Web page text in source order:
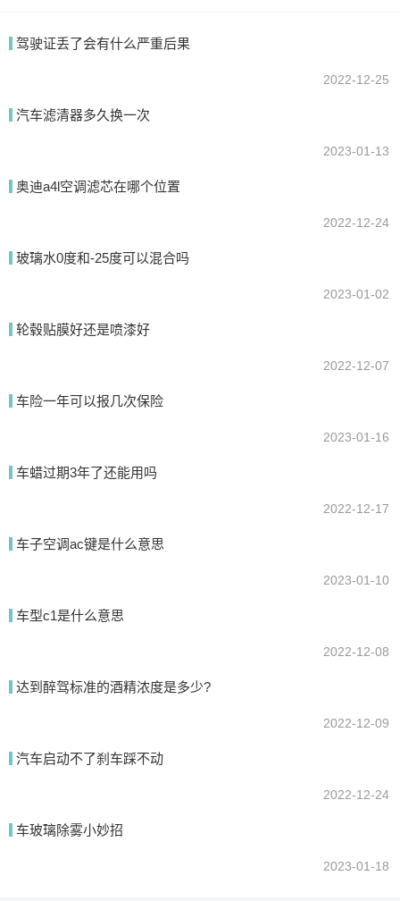
驾驶证丢了会有什么严重后果
2022-12-25
汽车滤清器多久换一次
2023-01-13
奥迪a4l空调滤芯在哪个位置
2022-12-24
玻璃水0度和-25度可以混合吗
2023-01-02
轮毂贴膜好还是喷漆好
2022-12-07
车险一年可以报几次保险
2023-01-16
车蜡过期3年了还能用吗
2022-12-17
车子空调ac键是什么意思
2023-01-10
车型c1是什么意思
2022-12-08
达到醉驾标准的酒精浓度是多少?
2022-12-09
汽车启动不了刹车踩不动
2022-12-24
车玻璃除雾小妙招
2023-01-18